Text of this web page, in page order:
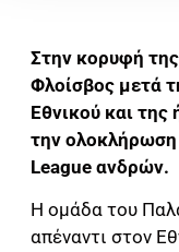
Στην κορυφή
Φλοίσβος μετά
Εθνικού και
την ολοκλήρωση
League ανδρών.
Η ομάδα του
απέναντι στον